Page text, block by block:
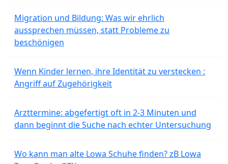
Migration und Bildung: Was wir ehrlich
aussprechen müssen, statt Probleme zu
beschönigen
Wenn Kinder lernen, ihre Identität zu verstecken :
Angriff auf Zugehörigkeit
Arzttermine: abgefertigt oft in 2-3 Minuten und
dann beginnt die Suche nach echter Untersuchung
Wo kann man alte Lowa Schuhe finden? zB Lowa